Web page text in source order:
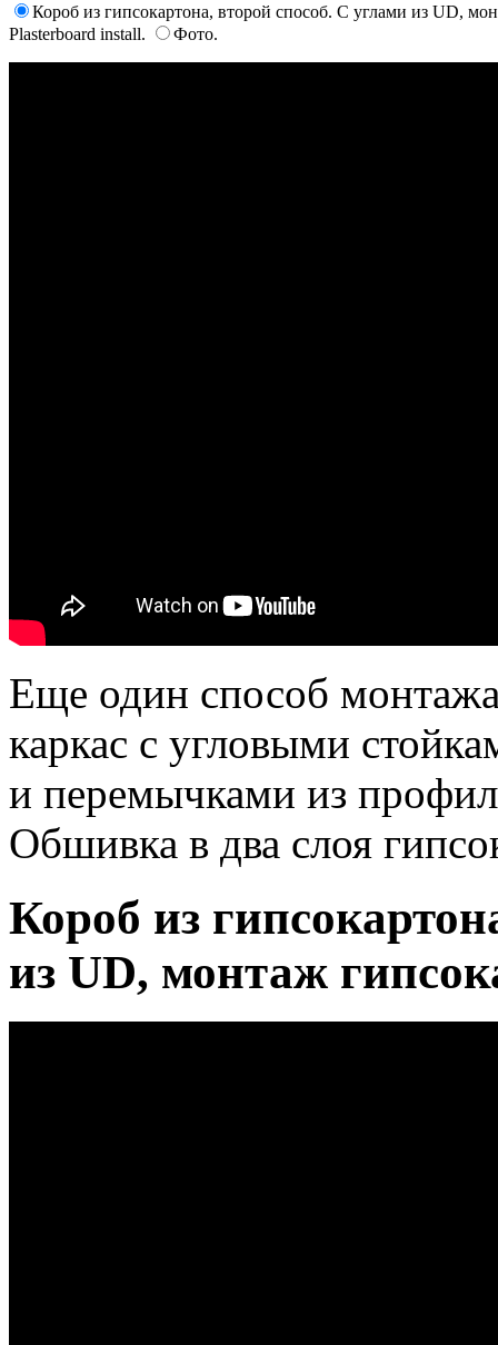
Короб из гипсокартона, второй способ. С углами из UD,
Plasterboard install.
Фото.
Еще один способ
каркас c угловыми
и перемычками из
Обшивка в два слоя
Короб из
из UD, монтаж